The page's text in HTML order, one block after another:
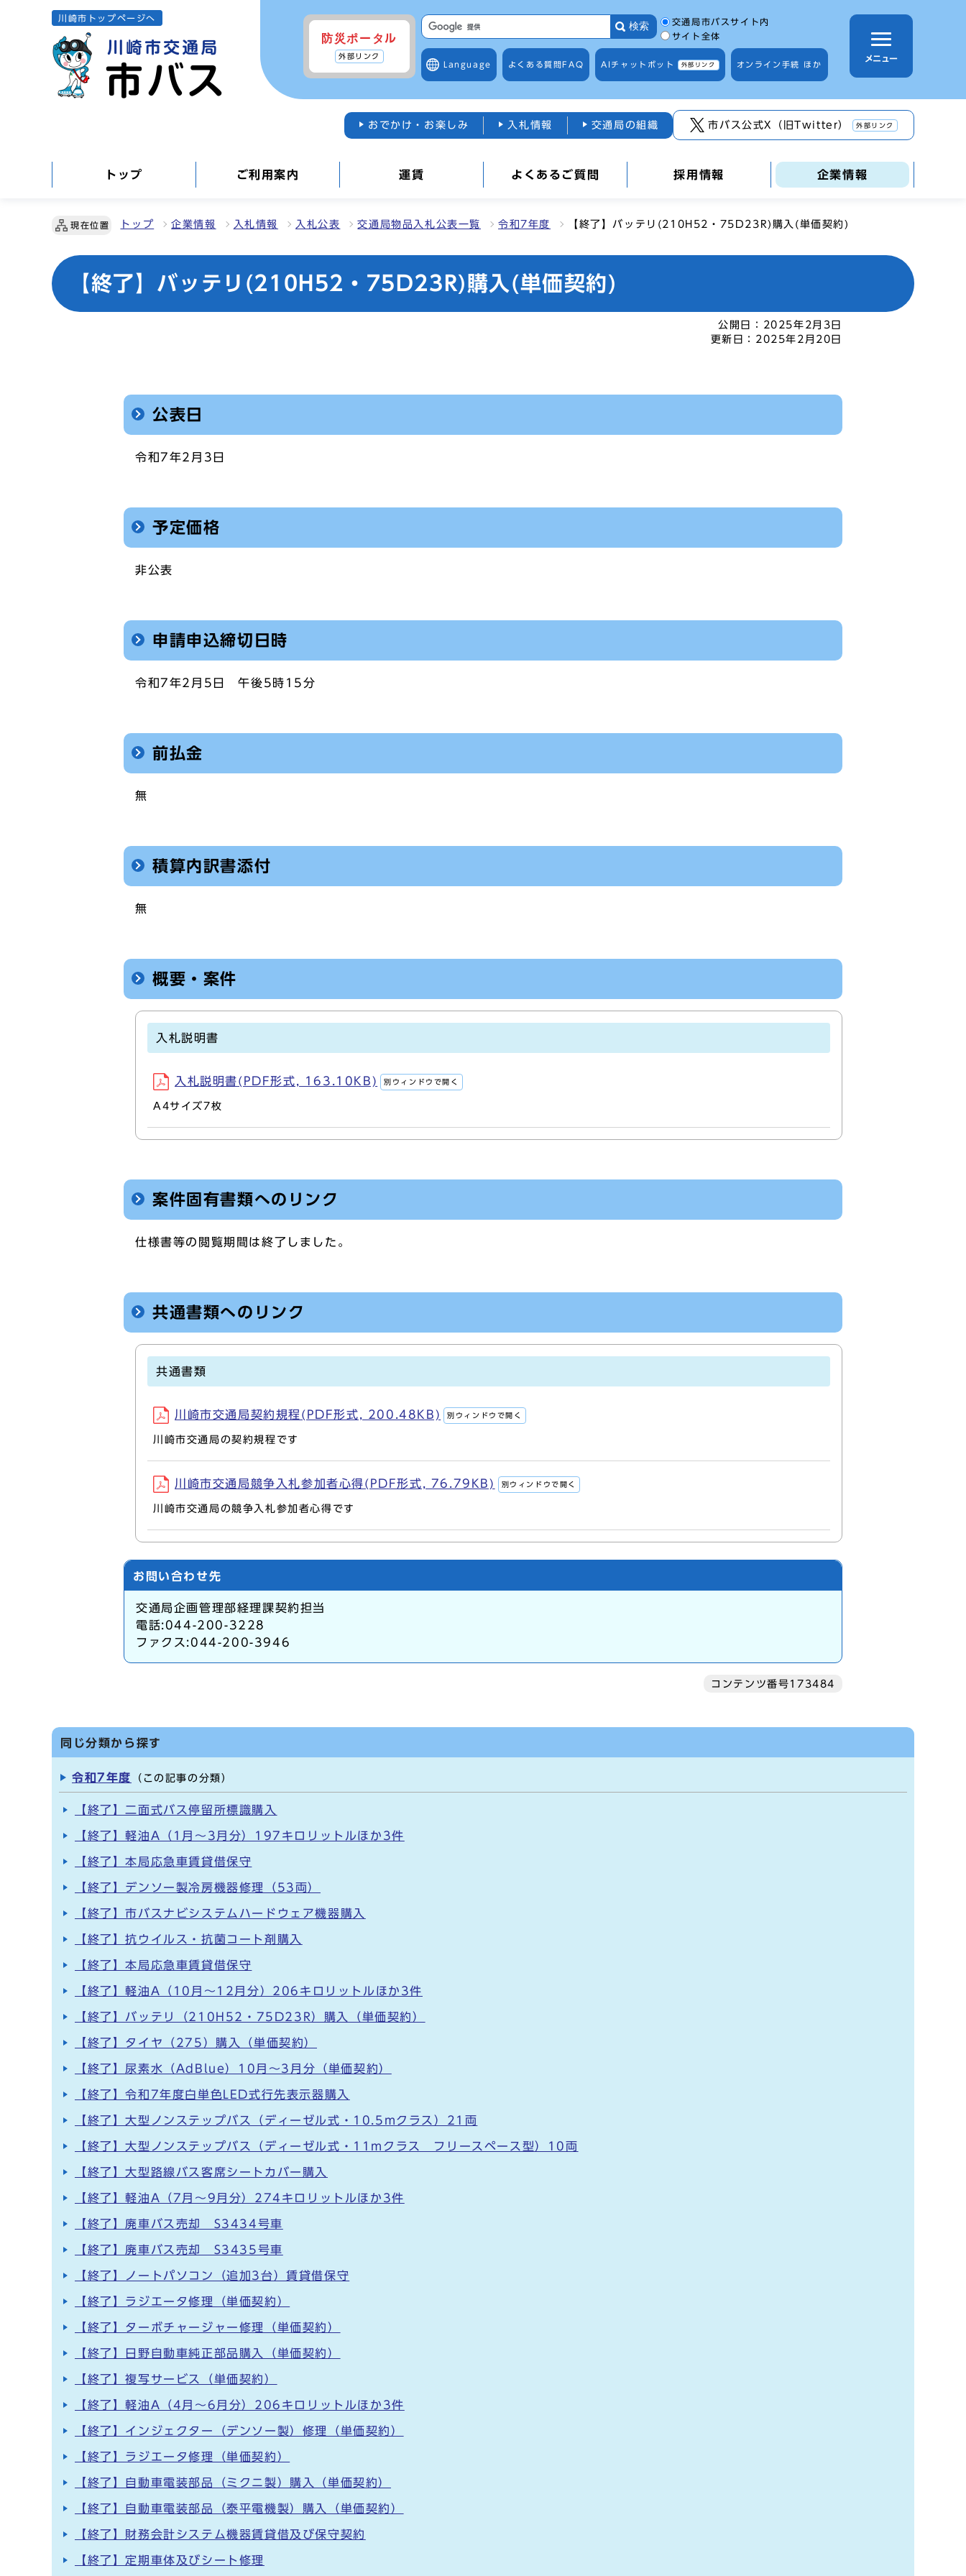
川崎市トップページへ
防災ポータル
外部リンク
検索 サイト内検索の範囲
交通局市バスサイト内
サイト全体
Language よくある質問 FAQ AIチャットボット 外部リンク オンライン手続 ほか
メニュー
おでかけ・お楽しみ 入札情報 交通局の組織 市バス公式X（旧Twitter） 外部リンク
トップ ご利用案内 運賃 よくあるご質問 採用情報 企業情報
現在位置 トップ 企業情報 入札情報 入札公表 交通局物品入札公表一覧 令和7年度 【終了】バッテリ(210H52・75D23R)購入(単価契約)
【終了】バッテリ(210H52・75D23R)購入(単価契約)
公開日：
2025年2月3日
更新日： 2025年2月20日
公表日
令和7年2月3日
予定価格
非公表
申請申込締切日時
令和7年2月5日 午後5時15分
前払金
無
積算内訳書添付
無
概要・案件
入札説明書
入札説明書(PDF形式, 163.10KB) 別ウィンドウで開く
A4サイズ7枚
案件固有書類へのリンク
仕様書等の閲覧期間は終了しました。
共通書類へのリンク
共通書類
川崎市交通局契約規程(PDF形式, 200.48KB) 別ウィンドウで開く
川崎市交通局の契約規程です
川崎市交通局競争入札参加者心得(PDF形式, 76.79KB) 別ウィンドウで開く
川崎市交通局の競争入札参加者心得です
お問い合わせ先
交通局企画管理部経理課契約担当
電話:044-200-3228
ファクス:044-200-3946
コンテンツ番号173484
同じ分類から探す
令和7年度 （この記事の分類）
【終了】二面式バス停留所標識購入
【終了】軽油A（1月～3月分）197キロリットルほか3件
【終了】本局応急車賃貸借保守
【終了】デンソー製冷房機器修理（53両）
【終了】市バスナビシステムハードウェア機器購入
【終了】抗ウイルス・抗菌コート剤購入
【終了】本局応急車賃貸借保守
【終了】軽油A（10月～12月分）206キロリットルほか3件
【終了】バッテリ（210H52・75D23R）購入（単価契約）
【終了】タイヤ（275）購入（単価契約）
【終了】尿素水（AdBlue）10月～3月分（単価契約）
【終了】令和7年度白単色LED式行先表示器購入
【終了】大型ノンステップバス（ディーゼル式・10.5mクラス）21両
【終了】大型ノンステップバス（ディーゼル式・11mクラス フリースペース型）10両
【終了】大型路線バス客席シートカバー購入
【終了】軽油A（7月～9月分）274キロリットルほか3件
【終了】廃車バス売却 S3434号車
【終了】廃車バス売却 S3435号車
【終了】ノートパソコン（追加3台）賃貸借保守
【終了】ラジエータ修理（単価契約）
【終了】ターボチャージャー修理（単価契約）
【終了】日野自動車純正部品購入（単価契約）
【終了】複写サービス（単価契約）
【終了】軽油A（4月～6月分）206キロリットルほか3件
【終了】インジェクター（デンソー製）修理（単価契約）
【終了】ラジエータ修理（単価契約）
【終了】自動車電装部品（ミクニ製）購入（単価契約）
【終了】自動車電装部品（泰平電機製）購入（単価契約）
【終了】財務会計システム機器賃貸借及び保守契約
【終了】定期車体及びシート修理